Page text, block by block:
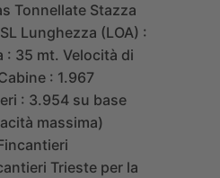
Tonnellate Stazza
Lunghezza (LOA) :
: 35 mt. Velocità di
: 1.967
: 3.954 su base
massima)
Trieste per la